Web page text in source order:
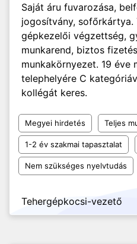
Saját áru fuvarozása,
jogosítvány, sofőrkártya.
gépkezelői végzettség,
munkarend, biztos
munkakörnyezet. 19 éve
telephelyére C
kollégát keres.
Megyei hirdetés Teljes
1-2 év szakmai tapasztalat
Nem szükséges nyelvtudás
Tehergépkocsi-vezető